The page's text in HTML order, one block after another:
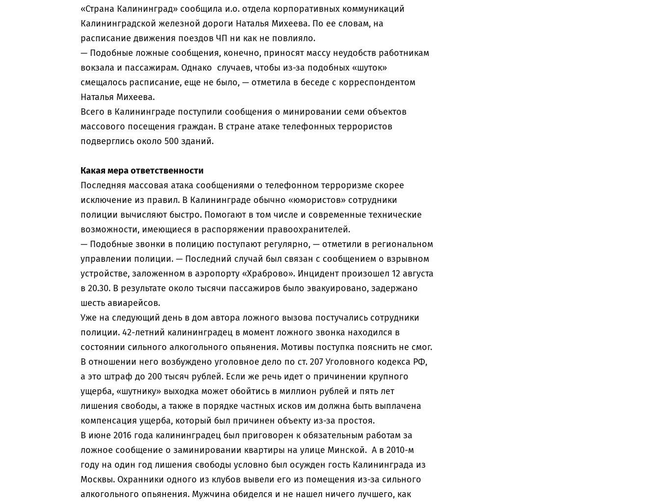
«Страна Калининград» сообщила и.о. отдела корпоративных коммуникаций
Калининградской железной дороги Наталья Михеева. По ее словам, на
расписание движения поездов ЧП ни как не повлияло.
— Подобные ложные сообщения, конечно, приносят массу неудобств работникам
вокзала и пассажирам. Однако случаев, чтобы из-за подобных «шуток»
смещалось расписание, еще не было, — отметила в беседе с корреспондентом
Наталья Михеева.
Всего в Калининграде поступили сообщения о минировании семи объектов
массового посещения граждан. В стране атаке телефонных террористов
подверглись около 500 зданий.
Какая мера ответственности
Последняя массовая атака сообщениями о телефонном терроризме скорее
исключение из правил. В Калининграде обычно «юмористов» сотрудники
полиции вычисляют быстро. Помогают в том числе и современные технические
возможности, имеющиеся в распоряжении правоохранителей.
— Подобные звонки в полицию поступают регулярно, — отметили в региональном
управлении полиции. — Последний случай был связан с сообщением о взрывном
устройстве, заложенном в аэропорту «Храброво». Инцидент произошел 12 августа
в 20.30. В результате около тысячи пассажиров было эвакуировано, задержано
шесть авиарейсов.
Уже на следующий день в дом автора ложного вызова постучались сотрудники
полиции. 42-летний калининградец в момент ложного звонка находился в
состоянии сильного алкогольного опьянения. Мотивы поступка пояснить не смог.
В отношении него возбуждено уголовное дело по ст. 207 Уголовного кодекса РФ,
а это штраф до 200 тысяч рублей. Если же речь идет о причинении крупного
ущерба, «шутнику» выходка может обойтись в миллион рублей и пять лет
лишения свободы, а также в порядке частных исков им должна быть выплачена
компенсация ущерба, который был причинен объекту из-за простоя.
В июне 2016 года калининградец был приговорен к обязательным работам за
ложное сообщение о заминировании квартиры на улице Минской. А в 2010-м
году на один год лишения свободы условно был осужден гость Калининграда из
Москвы. Охранники одного из клубов вывели его из помещения из-за сильного
алкогольного опьянения. Мужчина обиделся и не нашел ничего лучшего, как